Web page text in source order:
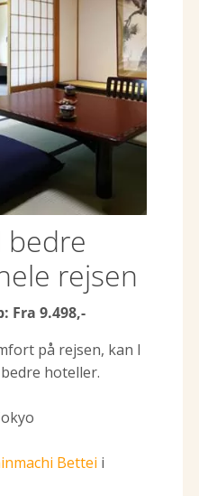
bedre
rejsen
Fra 9.498,-
på rejsen, kan I
hoteller.
Bettei i